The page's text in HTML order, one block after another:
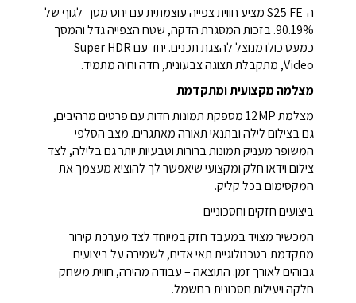
ה־S25 FE מציע חווית צפייה עוצמתית עם יחס מסך־לגוף של
90.19%. בזכות המסגרת הדקה, שטח הצפייה גדל והמסך
כמעט כולו מנוצל להצגת תכנים. יחד עם Super HDR
Video, מתקבלת תצוגה צבעונית, חדה וחיה מתמיד.
מצלמה מקצועית ומתקדמת
מצלמת 12MP מספקת תמונות חדות עם פרטים מרהיבים,
גם בצילום לילה ובתנאי תאורה מאתגרים. מצב הסלפי
המשופר מעניק תמונות ברורות וטבעיות יותר גם בלילה, לצד
צילום וידאו חלק ומקצועי שיאפשר לך להוציא מעצמך את
המקסימום בכל קליק.
ביצועים חזקים וחסכוניים
המכשיר מצויד במעבד חזק במיוחד לצד מערכת קירור
מתקדמת בטכנולוגיית תאי אדים, לשמירה על ביצועים
גבוהים לאורך זמן. התוצאה – עבודה מהירה, חווית משחק
חלקה ויעילות חסכונית בחשמל.